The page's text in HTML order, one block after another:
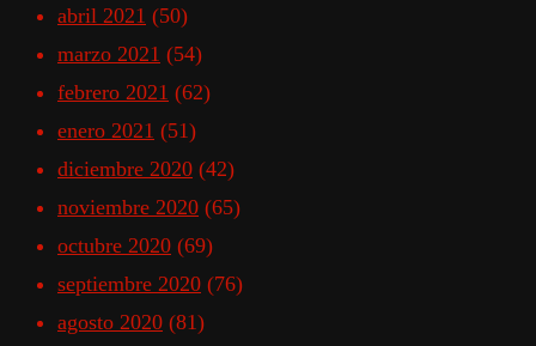
abril 2021 (50)
marzo 2021 (54)
febrero 2021 (62)
enero 2021 (51)
diciembre 2020 (42)
noviembre 2020 (65)
octubre 2020 (69)
septiembre 2020 (76)
agosto 2020 (81)